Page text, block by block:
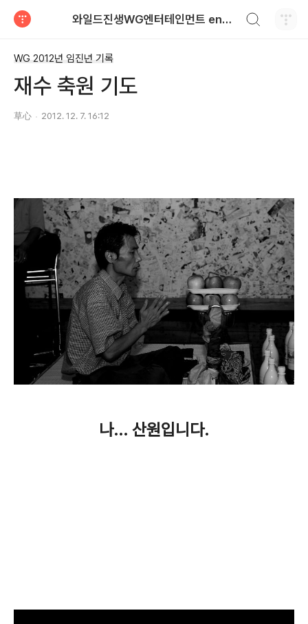
와일드진생WG엔터테인먼트 entertainment
WG 2012년 임진년 기록
재수 축원 기도
草心 2012. 12. 7. 16:12
나... 산원입니다.